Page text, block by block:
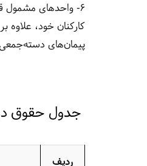
۶- واحدهای مشمول
کارکنان خود، علاوه
پیمان‌های دسته‌جمعی
جدول حقوق
ردیف